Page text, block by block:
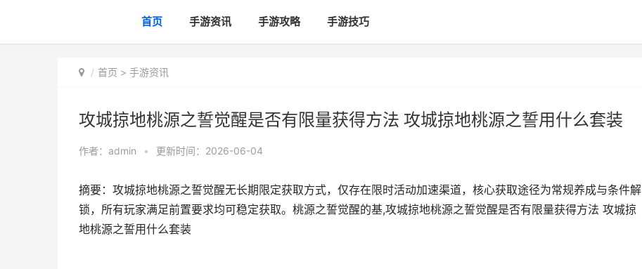
首页 手游资讯 手游攻略 手游技巧
首页 > 手游资讯
攻城掠地桃源之誓觉醒是否有限量获得方法 攻城掠地桃源之誓用什么套装
作者： admin • 更新时间：2026-06-04
摘要：攻城掠地桃源之誓觉醒无长期限定获取方式，仅存在限时活动加速渠道，核心获取途径为常规养成与条件解
锁，所有玩家满足前置要求均可稳定获取。桃源之誓觉醒的基,攻城掠地桃源之誓觉醒是否有限量获得方法 攻城掠
地桃源之誓用什么套装